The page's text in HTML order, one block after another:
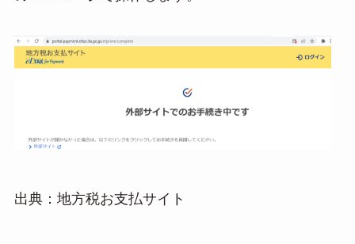
出典：地方税お支払サイト